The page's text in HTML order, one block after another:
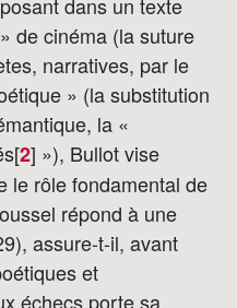
de cinéma (la suture
narratives, par le
» (la substitution
la «
2] »), Bullot vise
le rôle fondamental de
répond à une
assure-t-il, avant
et
échecs porte sa